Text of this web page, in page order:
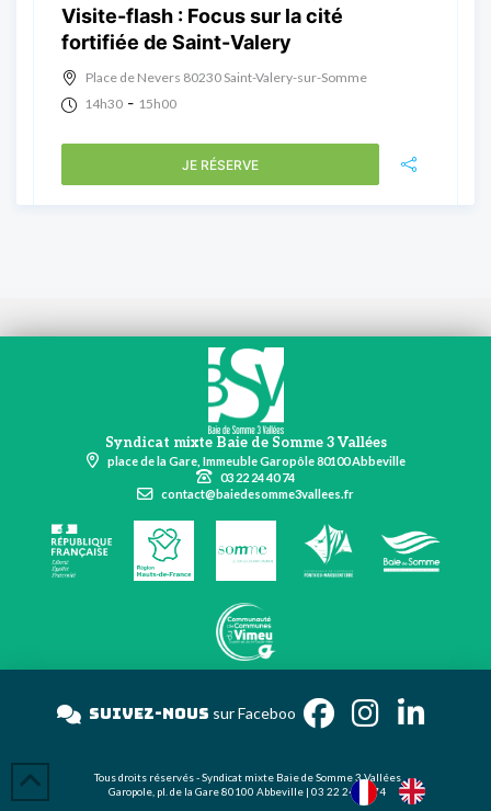
Visite-flash : Focus sur la cité
fortifiée de Saint-Valery
Place de Nevers 80230 Saint-Valery-sur-Somme
14h30 - 15h00
JE RÉSERVE
Syndicat mixte Baie de Somme 3 Vallées
place de la Gare, Immeuble Garopôle 80100 Abbeville
03 22 24 40 74
contact@baiedesomme3vallees.fr
Suivez-noussur Face
Tous droits réservés - Syndicat mixte Baie de Somme 3 Vallées
Garopole, pl. de la Gare 80100 Abbeville | 03 22 24 40 74